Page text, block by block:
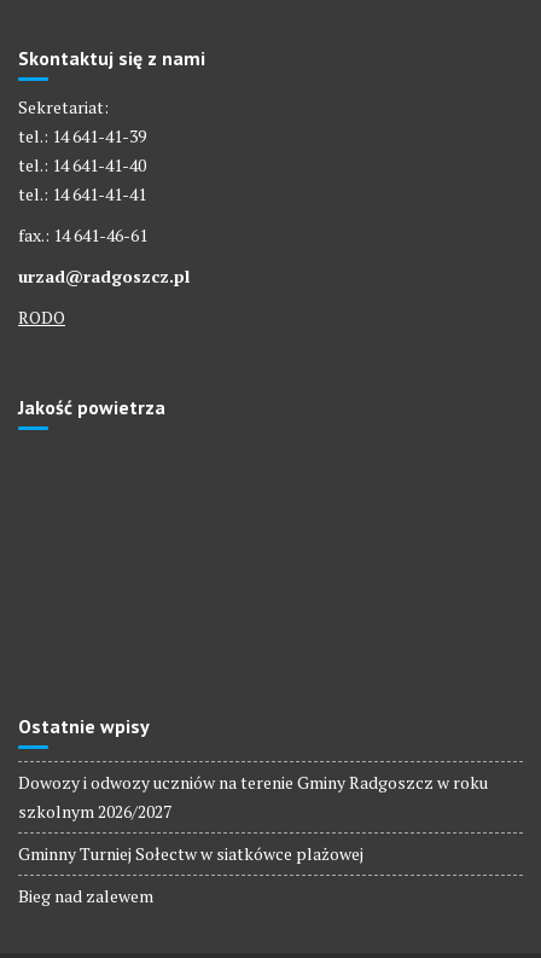
Skontaktuj się z nami
Sekretariat:
tel.: 14 641-41-39
tel.: 14 641-41-40
tel.: 14 641-41-41
fax.: 14 641-46-61
urzad@radgoszcz.pl
RODO
Jakość powietrza
Ostatnie wpisy
Dowozy i odwozy uczniów na terenie Gminy Radgoszcz w roku
szkolnym 2026/2027
Gminny Turniej Sołectw w siatkówce plażowej
Bieg nad zalewem